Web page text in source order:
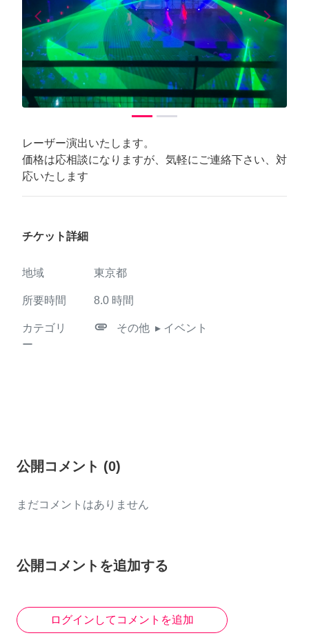
arrow_back_iosPrevious arrow_forward_iosNext
レーザー演出いたします。
価格は応相談になりますが、気軽にご連絡下さい、対
応いたします
チケット詳細
地域 東京都
所要時間 8.0 時間
カテゴリ
ー
attachment その他 ▸ イベント
公開コメント (0)
まだコメントはありません
公開コメントを追加する
ログインしてコメントを追加